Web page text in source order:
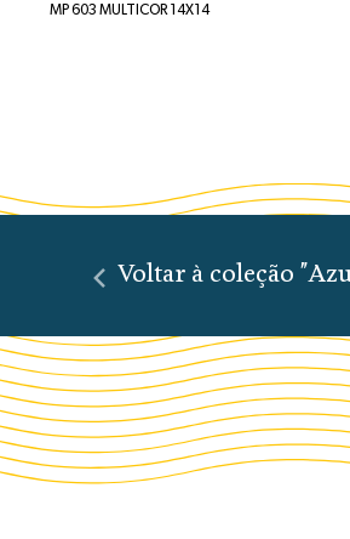
MP 603 MULTICOR 14X14
Voltar à coleção